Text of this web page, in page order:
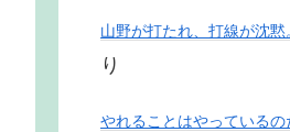
山野が打たれ、打線が沈黙
り
やれることはやっている